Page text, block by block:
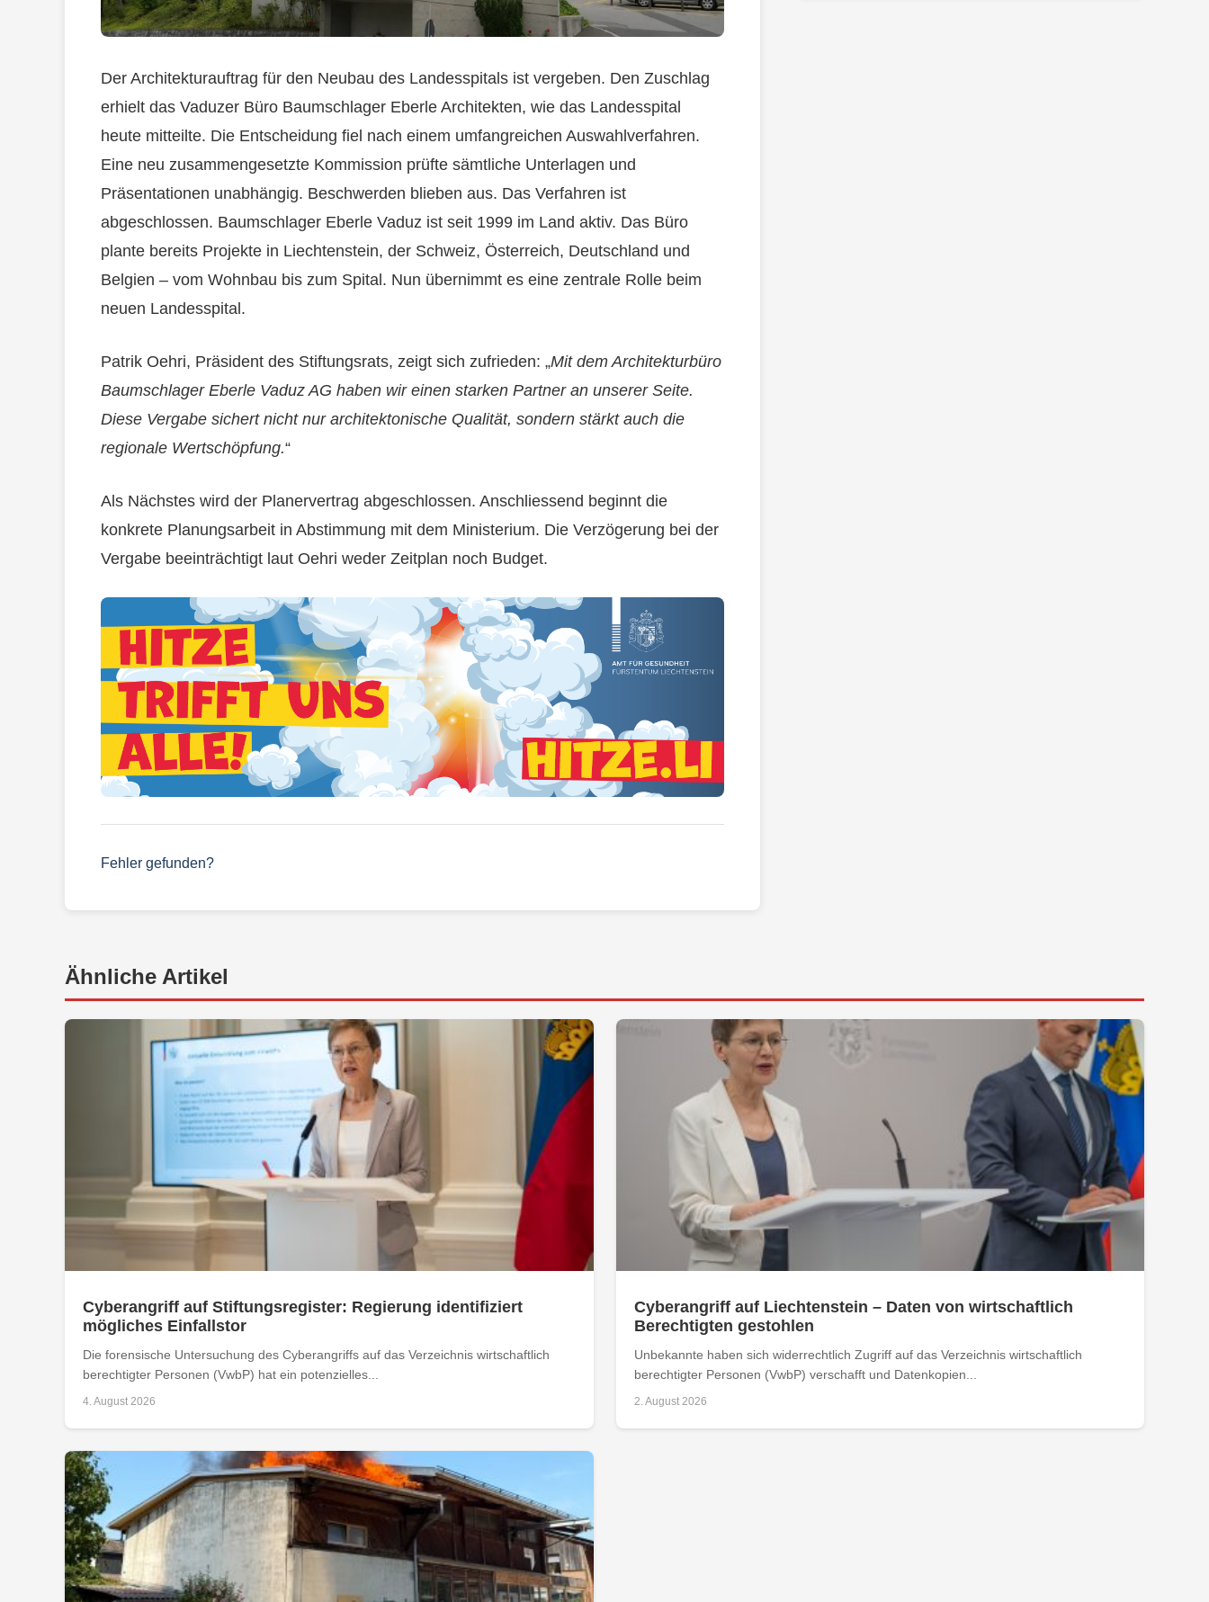
Der Architekturauftrag für den Neubau des Landesspitals ist vergeben. Den Zuschlag
erhielt das Vaduzer Büro Baumschlager Eberle Architekten, wie das Landesspital
heute mitteilte. Die Entscheidung fiel nach einem umfangreichen Auswahlverfahren.
Eine neu zusammengesetzte Kommission prüfte sämtliche Unterlagen und
Präsentationen unabhängig. Beschwerden blieben aus. Das Verfahren ist
abgeschlossen. Baumschlager Eberle Vaduz ist seit 1999 im Land aktiv. Das Büro
plante bereits Projekte in Liechtenstein, der Schweiz, Österreich, Deutschland und
Belgien – vom Wohnbau bis zum Spital. Nun übernimmt es eine zentrale Rolle beim
neuen Landesspital.
Patrik Oehri, Präsident des Stiftungsrats, zeigt sich zufrieden: „Mit dem Architekturbüro
Baumschlager Eberle Vaduz AG haben wir einen starken Partner an unserer Seite.
Diese Vergabe sichert nicht nur architektonische Qualität, sondern stärkt auch die
regionale Wertschöpfung.“
Als Nächstes wird der Planervertrag abgeschlossen. Anschliessend beginnt die
konkrete Planungsarbeit in Abstimmung mit dem Ministerium. Die Verzögerung bei der
Vergabe beeinträchtigt laut Oehri weder Zeitplan noch Budget.
Fehler gefunden?
Ähnliche Artikel
Cyberangriff auf Stiftungsregister: Regierung identifiziert
mögliches Einfallstor
Die forensische Untersuchung des Cyberangriffs auf das Verzeichnis wirtschaftlich
berechtigter Personen (VwbP) hat ein potenzielles...
4. August 2026
Cyberangriff auf Liechtenstein – Daten von wirtschaftlich
Berechtigten gestohlen
Unbekannte haben sich widerrechtlich Zugriff auf das Verzeichnis wirtschaftlich
berechtigter Personen (VwbP) verschafft und Datenkopien...
2. August 2026